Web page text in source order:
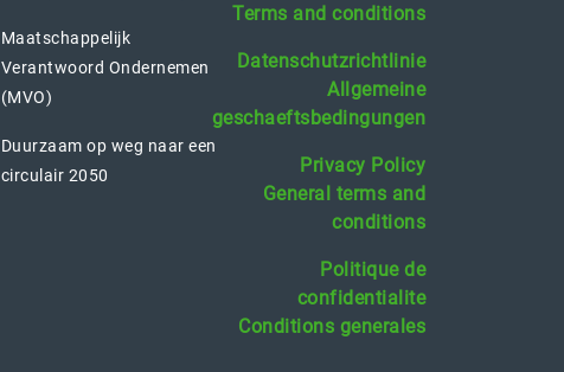
Maatschappelijk
Verantwoord Ondernemen
(MVO)
Duurzaam op weg naar een
circulair 2050
Terms and conditions
Datenschutzrichtlinie
Allgemeine
geschaeftsbedingungen
Privacy Policy
General terms and
conditions
Politique de
confidentialite
Conditions generales